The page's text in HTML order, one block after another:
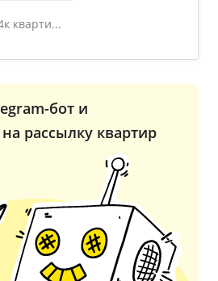
кварти...
бот и
рассылку квартир